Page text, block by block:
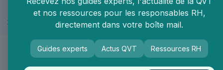
Alarme et Télésurveillance
et nos ressources pour les responsables RH,
directement dans votre boîte mail.
Guides experts Actus QVT Ressources RH